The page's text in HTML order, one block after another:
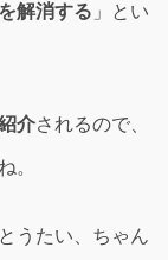
解消する 」とい
介されるので、
。
うたい、ちゃん